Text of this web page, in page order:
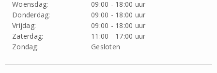
Woensdag:
09:00 - 18:00 uur
Donderdag:
09:00 - 18:00 uur
Vrijdag:
09:00 - 18:00 uur
Zaterdag:
11:00 - 17:00 uur
Zondag:
Gesloten